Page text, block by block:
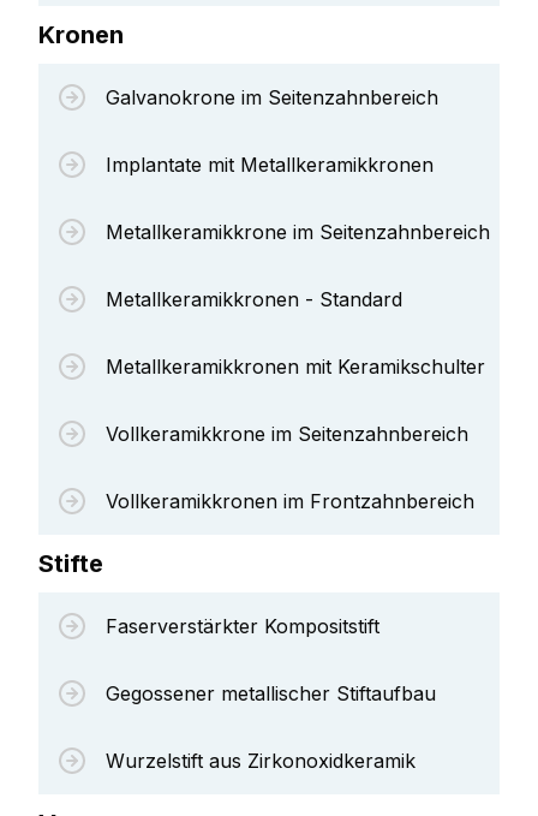
Kronen
Galvanokrone im Seitenzahnbereich
Implantate mit Metallkeramikkronen
Metallkeramikkrone im Seitenzahnbereich
Metallkeramikkronen - Standard
Metallkeramikkronen mit Keramikschulter
Vollkeramikkrone im Seitenzahnbereich
Vollkeramikkronen im Frontzahnbereich
Stifte
Faserverstärkter Kompositstift
Gegossener metallischer Stiftaufbau
Wurzelstift aus Zirkonoxidkeramik